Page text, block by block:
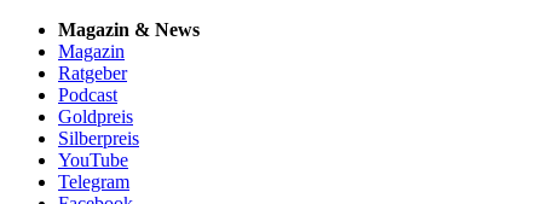
Magazin & News
Magazin
Ratgeber
Podcast
Goldpreis
Silberpreis
YouTube
Telegram